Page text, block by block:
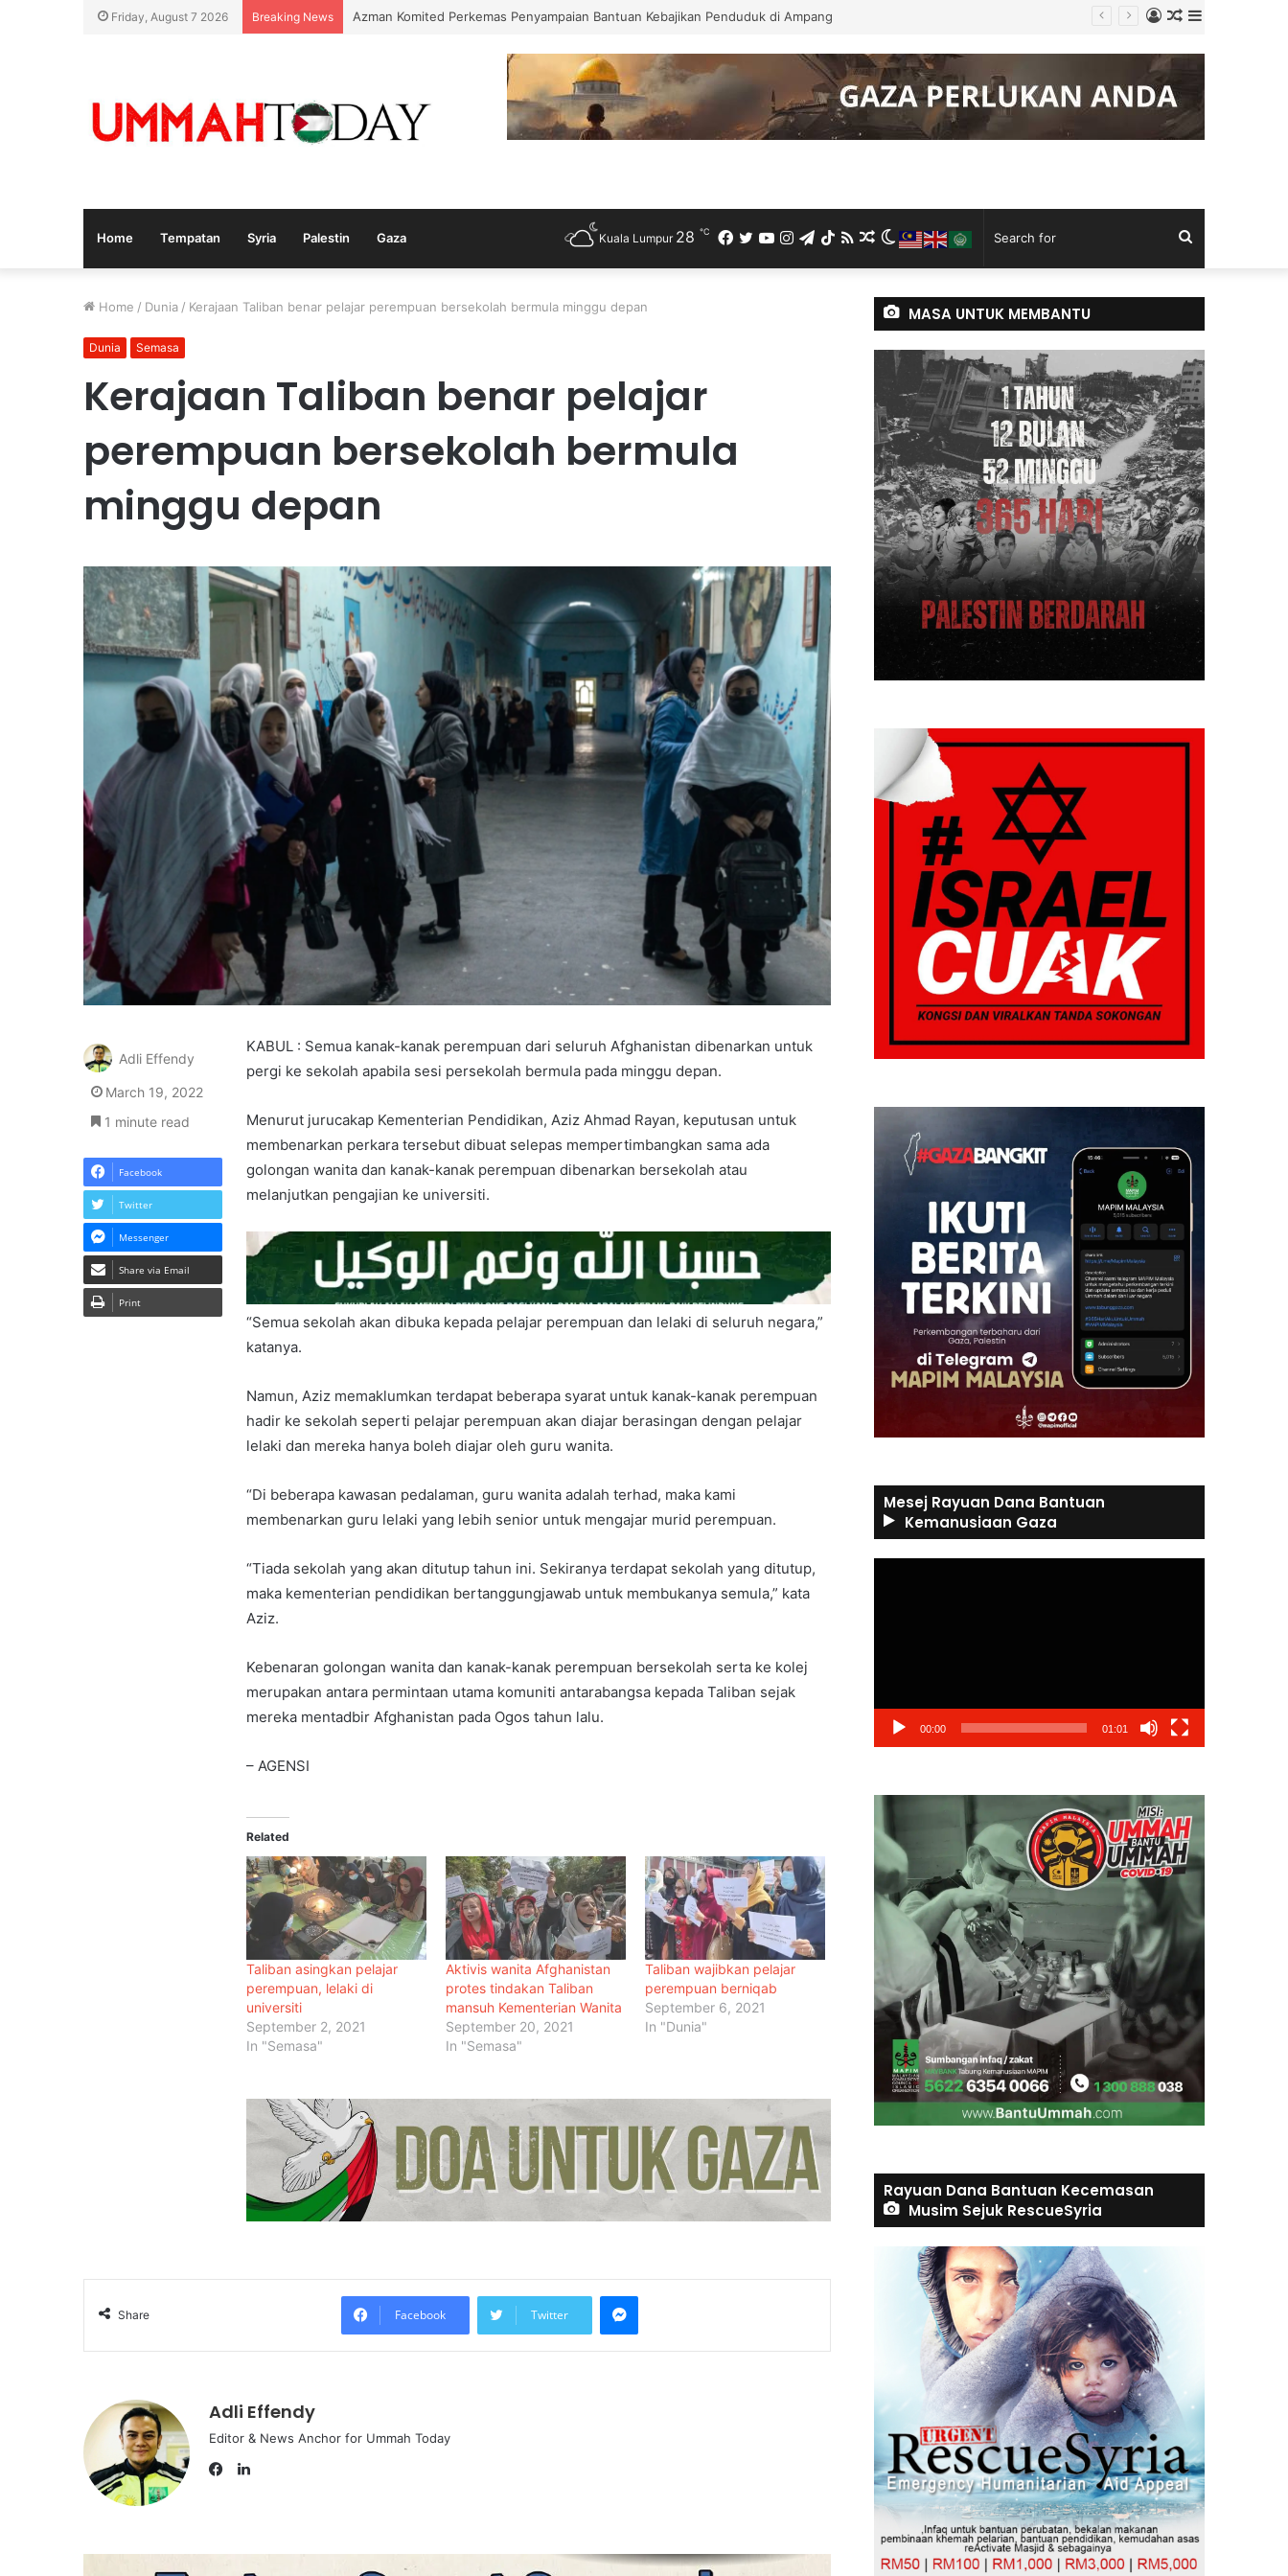
Friday, August 7 2026 Breaking News KPDN Kelantan Kesan Taktik “Tentera Semut” Seludup Bahan Api Bersubsidi di Sempadan
Random
Article
Log
In
Home Tempatan Syria Palestin Gaza
for
Switch
skin
Random
Article
RSS
TikTok
Telegram
Instagram
YouTube
Twitter
Facebook
Kuala Lumpur 28 ℃
Home / Dunia / Kerajaan Taliban benar pelajar perempuan bersekolah bermula minggu depan
Dunia Semasa
Kerajaan Taliban benar pelajar
perempuan bersekolah bermula
minggu depan
KABUL : Semua kanak-kanak perempuan dari seluruh Afghanistan dibenarkan untuk
pergi ke sekolah apabila sesi persekolah bermula pada minggu depan.
Menurut jurucakap Kementerian Pendidikan, Aziz Ahmad Rayan, keputusan untuk
membenarkan perkara tersebut dibuat selepas mempertimbangkan sama ada
golongan wanita dan kanak-kanak perempuan dibenarkan bersekolah atau
melanjutkan pengajian ke universiti.
“Semua sekolah akan dibuka kepada pelajar perempuan dan lelaki di seluruh negara,”
katanya.
Namun, Aziz memaklumkan terdapat beberapa syarat untuk kanak-kanak perempuan
hadir ke sekolah seperti pelajar perempuan akan diajar berasingan dengan pelajar
lelaki dan mereka hanya boleh diajar oleh guru wanita.
“Di beberapa kawasan pedalaman, guru wanita adalah terhad, maka kami
membenarkan guru lelaki yang lebih senior untuk mengajar murid perempuan.
“Tiada sekolah yang akan ditutup tahun ini. Sekiranya terdapat sekolah yang ditutup,
maka kementerian pendidikan bertanggungjawab untuk membukanya semula,” kata
Aziz.
Kebenaran golongan wanita dan kanak-kanak perempuan bersekolah serta ke kolej
merupakan antara permintaan utama komuniti antarabangsa kepada Taliban sejak
mereka mentadbir Afghanistan pada Ogos tahun lalu.
– AGENSI
Related
Taliban asingkan pelajar
perempuan, lelaki di
universiti
September 2, 2021
In "Semasa"
Aktivis wanita Afghanistan
protes tindakan Taliban
mansuh Kementerian Wanita
September 20, 2021
In "Semasa"
Taliban wajibkan pelajar
perempuan berniqab
September 6, 2021
In "Dunia"
Adli Effendy
March 19, 2022
1 minute read
Facebook
Twitter
Messenger
Share via Email
Print
Share Facebook Twitter
Adli Effendy
Editor & News Anchor for Ummah Today
L
Dokumentasi Pelanggaran Israel di
Baitulmaqdis Timur
Hampir 20 Negara Islam
Pertimbang Tindakan Kolektif
Tangani Pelanggaran Israel di Al-
Penduduk Berpindah Keluar
Mesir Desak Pembukaan
Sempadan Rafah, Israel Tegas
MASA UNTUK MEMBANTU
Mesej Rayuan Dana Bantuan
Kemanusiaan Gaza
00:00 01:01
Rayuan Dana Bantuan Kecemasan
Musim Sejuk RescueSyria